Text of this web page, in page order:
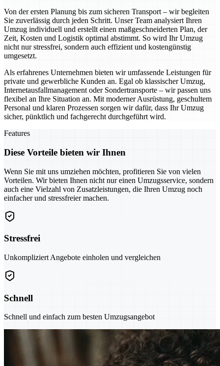
Von der ersten Planung bis zum sicheren Transport – wir begleiten
Sie zuverlässig durch jeden Schritt. Unser Team analysiert Ihren
Umzug individuell und erstellt einen maßgeschneiderten Plan, der
Zeit, Kosten und Logistik optimal abstimmt. So wird Ihr Umzug
nicht nur stressfrei, sondern auch effizient und kostengünstig
umgesetzt.
Als erfahrenes Unternehmen bieten wir umfassende Leistungen für
private und gewerbliche Kunden an. Egal ob klassischer Umzug,
Internetausfallmanagement oder Sondertransporte – wir passen uns
flexibel an Ihre Situation an. Mit moderner Ausrüstung, geschultem
Personal und klaren Prozessen sorgen wir dafür, dass Ihr Umzug
sicher, pünktlich und fachgerecht durchgeführt wird.
Features
Diese Vorteile bieten wir Ihnen
Wenn Sie mit uns umziehen möchten, profitieren Sie von vielen
Vorteilen. Wir bieten Ihnen nicht nur einen Umzugsservice, sondern
auch eine Vielzahl von Zusatzleistungen, die Ihren Umzug noch
einfacher und stressfreier machen.
Stressfrei
Unkompliziert Angebote einholen und vergleichen
Schnell
Schnell und einfach zum besten Umzugsangebot